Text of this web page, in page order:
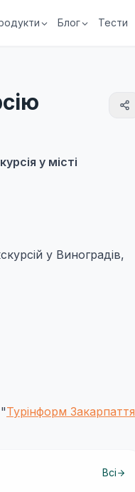
Блог Тести
у місті
у Виноградів,
Турінформ Закарпаття
Всі